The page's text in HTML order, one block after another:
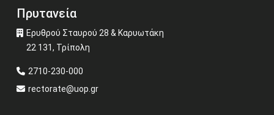
Πρυτανεία
Ερυθρού Σταυρού 28 & Καρυωτάκη
22 131, Τρίπολη
2710-230-000
rectorate@uop.gr